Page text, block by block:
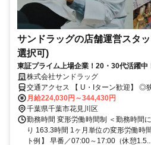
サンドラッグの店舗運営スタ
選択可)
東証プライム上場企業！20・30代活躍
マなし／年収例32歳SV816万円／販促企
インの仕事
株式会社サンドラッグ
交通アクセス 【 U・Iターン歓迎】 ◎狭域
伴う転勤はありません。 ◎マイカー通
月給224,030円～344,430円
千葉県千葉市花見川区
勤務時間 変形労働時間制 ＜勤務時間
り 163.3時間 1ヶ月単位の変形労働時
ト例】 早番／07:00～17:00（休憩